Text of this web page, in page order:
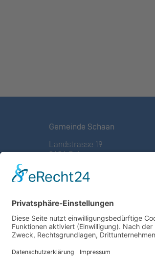
Gemeinde Schaan
Landstrasse 19
9494 Schaan
Tel +423 / 237 72 00
Email schreiben
Impressum
Datenschutzerklärung
Nutzungsbedingungen Chatbot
Barrierefreiheit